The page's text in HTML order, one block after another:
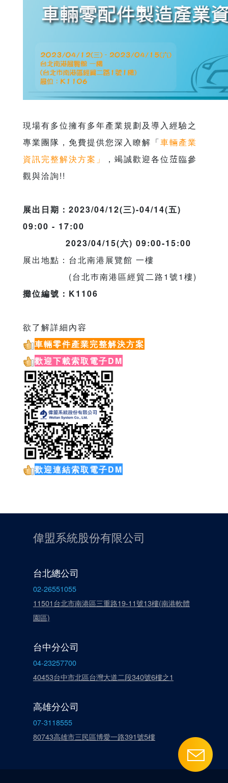
現場有多位擁有多年產業規劃及導入經驗之
專業團隊，免費提供您深入瞭解「車輛產業
資訊完整解決方案」
，竭誠歡迎各位𦲷臨參
觀與洽詢!!
展出日期：2023/04/12(三)-04/14(五)
09:00 - 17:00
2023/04/15(六) 09:00-15:00
展出地點：台北南港展覽館 一樓
(台北巿南港區經貿二路1號1樓)
攤位編號：K1106
欲了解詳細內容
車輛零件產業完整解決方案
歡迎下載索取電子DM
歡迎連結索取電子DM
偉盟系統股份有限公司
台北總公司
02-26551055
11501台北市南港區三重路19-11號13樓(南港軟體
園區)
台中分公司
04-23257700
40453台中市北區台灣大道二段340號6樓之1
高雄分公司
07-3118555
80743高雄市三民區博愛一路391號5樓